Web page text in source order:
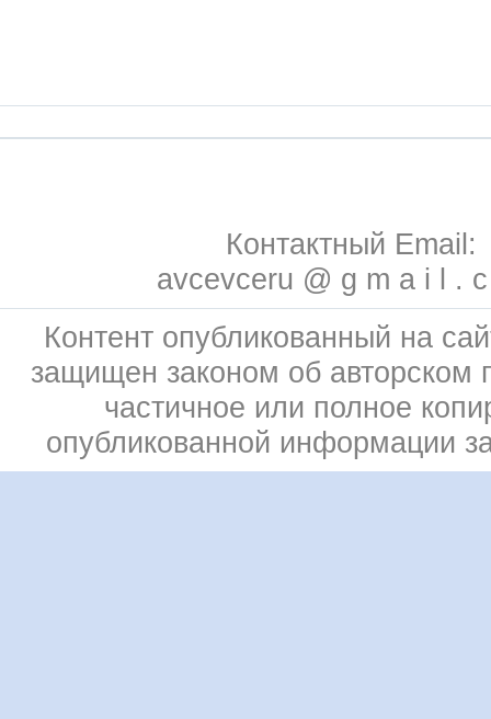
Контактный Email:
avcevceru @ g m a i l .
Контент опубликованный на
защищен законом об авторском
частичное или полное
опубликованной информации